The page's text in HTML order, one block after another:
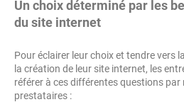
Un choix déterminé par les
du site internet
Pour éclairer leur choix et tendre vers
la création de leur site internet, les
référer à ces différentes questions
prestataires :